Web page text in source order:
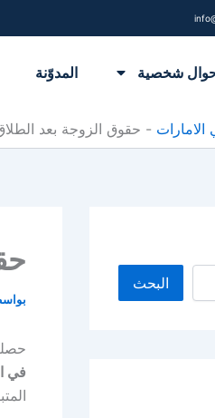
شخصية المدوّنة
- حقوق الزوجة بعد
البحث
في